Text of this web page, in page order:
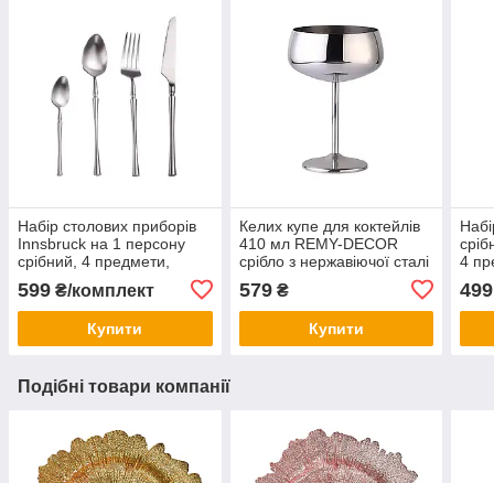
Набір столових приборів
Innsbruck на 1 персону
срібний, 4 предмети,
599 ₴/комплект
Купити
Келих купе для коктейлів
410 мл REMY-DECOR
срібло з нержавіючої сталі
579₴
Купити
4
499
Подібні товари компанії